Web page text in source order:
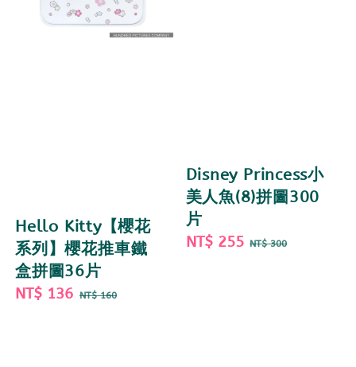
Hello Kitty【櫻花
系列】櫻花推車鐵
盒拼圖36片
Sale
NT$ 136 Regular
NT$ 160
Disney Princess小
美人魚(8)拼圖300
片
Sale
NT$ 255 Regular
NT$ 300